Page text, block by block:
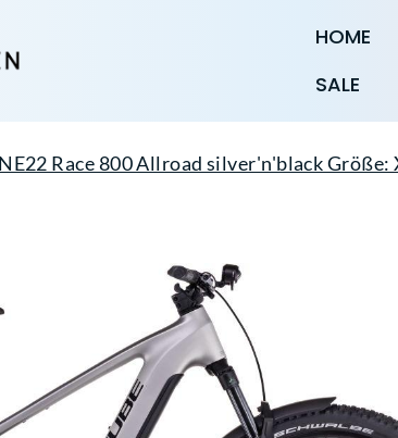
HOME
SALE
Race 800 Allroad silver'n'black Größe: